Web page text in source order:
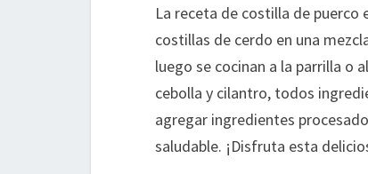
La receta de costilla de puerco
costillas de cerdo en una
luego se cocinan a la parrilla o
cebolla y cilantro, todos
agregar ingredientes
saludable. ¡Disfruta esta